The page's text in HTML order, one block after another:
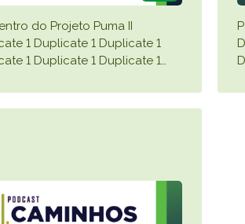
do Projeto Puma II
1 Duplicate 1 Duplicate 1
1 Duplicate 1 Duplicate 1…